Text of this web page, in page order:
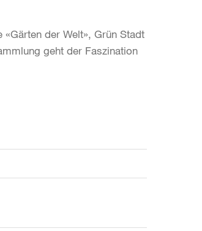
der Welt», Grün Stadt
geht der Faszination